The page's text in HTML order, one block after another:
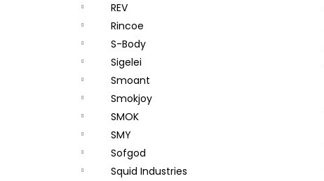
REV
Rincoe
S-Body
Sigelei
Smoant
Smokjoy
SMOK
SMY
Sofgod
Squid Industries